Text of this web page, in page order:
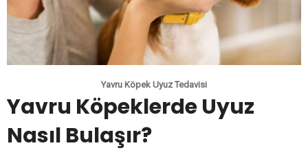
Yavru Köpek Uyuz Tedavisi
Yavru Köpeklerde Uyuz
Nasıl Bulaşır?